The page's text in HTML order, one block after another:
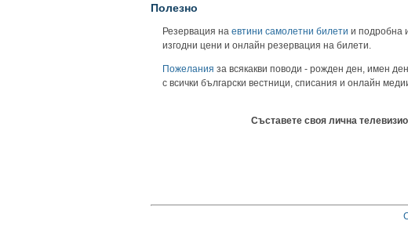
Полезно
Резервация на евтини самолетни билети и подробна
изгодни цени и онлайн резервация на билети.
Пожелания за всякакви поводи - рожден ден, имен
с всички български вестници, списания и онлайн
Съставете своя лична